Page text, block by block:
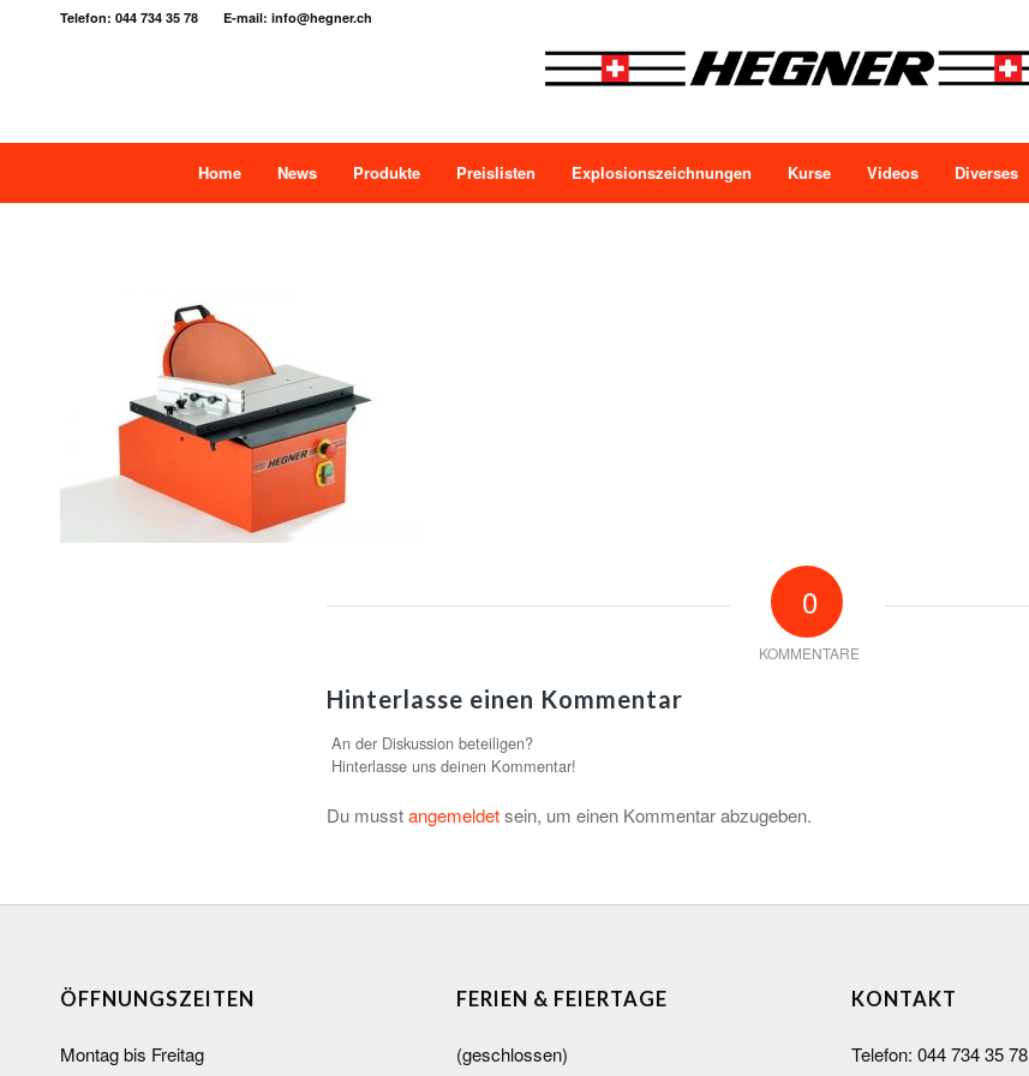
Telefon: 044 734 35 78 E-mail: info@hegner.ch
Home News Produkte Preislisten Explosionszeichnungen Kurse Videos Diverses
0
KOMMENTARE
Hinterlasse einen Kommentar
An der Diskussion beteiligen?
Hinterlasse uns deinen Kommentar!
Du musstangemeldetsein, um einen Kommentar abzugeben.
ÖFFNUNGSZEITEN
Montag bis Freitag
FERIEN & FEIERTAGE
(geschlossen)
KONTAKT
Telefon:044 734 35 78